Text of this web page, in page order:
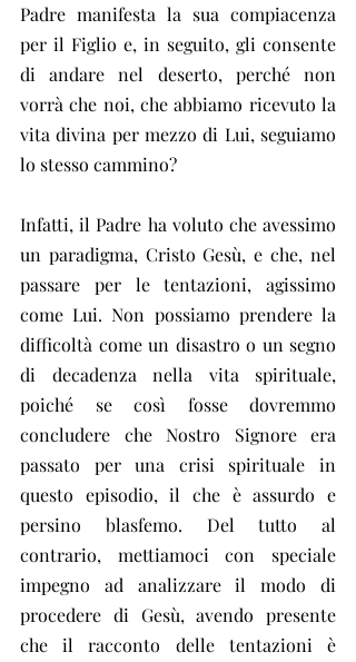
Padre manifesta la sua compiacenza
per il Figlio e, in seguito, gli consente
di andare nel deserto, perché non
vorrà che noi, che abbiamo ricevuto la
vita divina per mezzo di Lui, seguiamo
lo stesso cammino?
Infatti, il Padre ha voluto che avessimo
un paradigma, Cristo Gesù, e che, nel
passare per le tentazioni, agissimo
come Lui. Non possiamo prendere la
difficoltà come un disastro o un segno
di decadenza nella vita spirituale,
poiché se così fosse dovremmo
concludere che Nostro Signore era
passato per una crisi spirituale in
questo episodio, il che è assurdo e
persino blasfemo. Del tutto al
contrario, mettiamoci con speciale
impegno ad analizzare il modo di
procedere di Gesù, avendo presente
che il racconto delle tentazioni è